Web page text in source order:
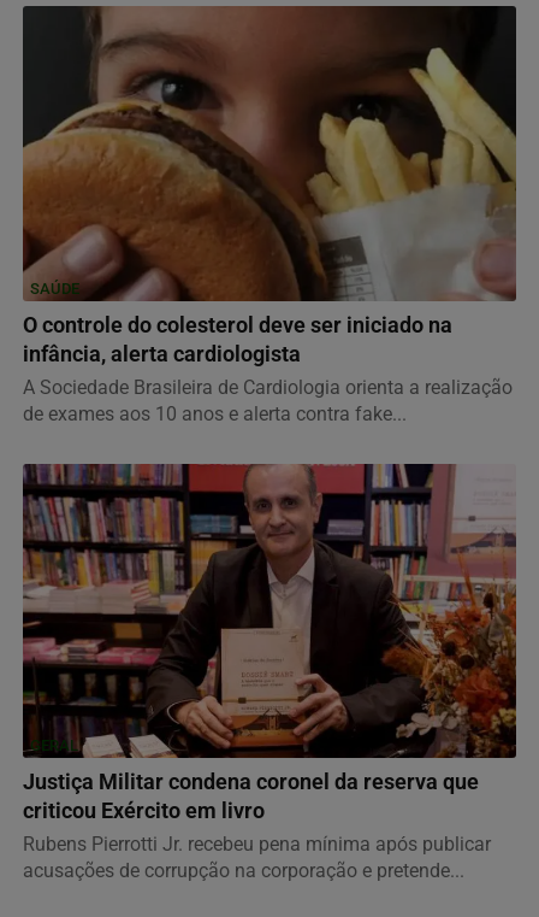
SAÚDE
O controle do colesterol deve ser iniciado na
infância, alerta cardiologista
A Sociedade Brasileira de Cardiologia orienta a realização
de exames aos 10 anos e alerta contra fake...
GERAL
Justiça Militar condena coronel da reserva que
criticou Exército em livro
Rubens Pierrotti Jr. recebeu pena mínima após publicar
acusações de corrupção na corporação e pretende...